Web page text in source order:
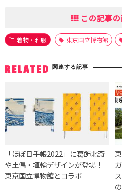
この記事
着物・和服 東京国立博物館
RELATED 関連する記事
「ほぼ日手帳2022」に葛飾北斎
や土偶・埴輪デザインが登場！
東京国立博物館とコラボ